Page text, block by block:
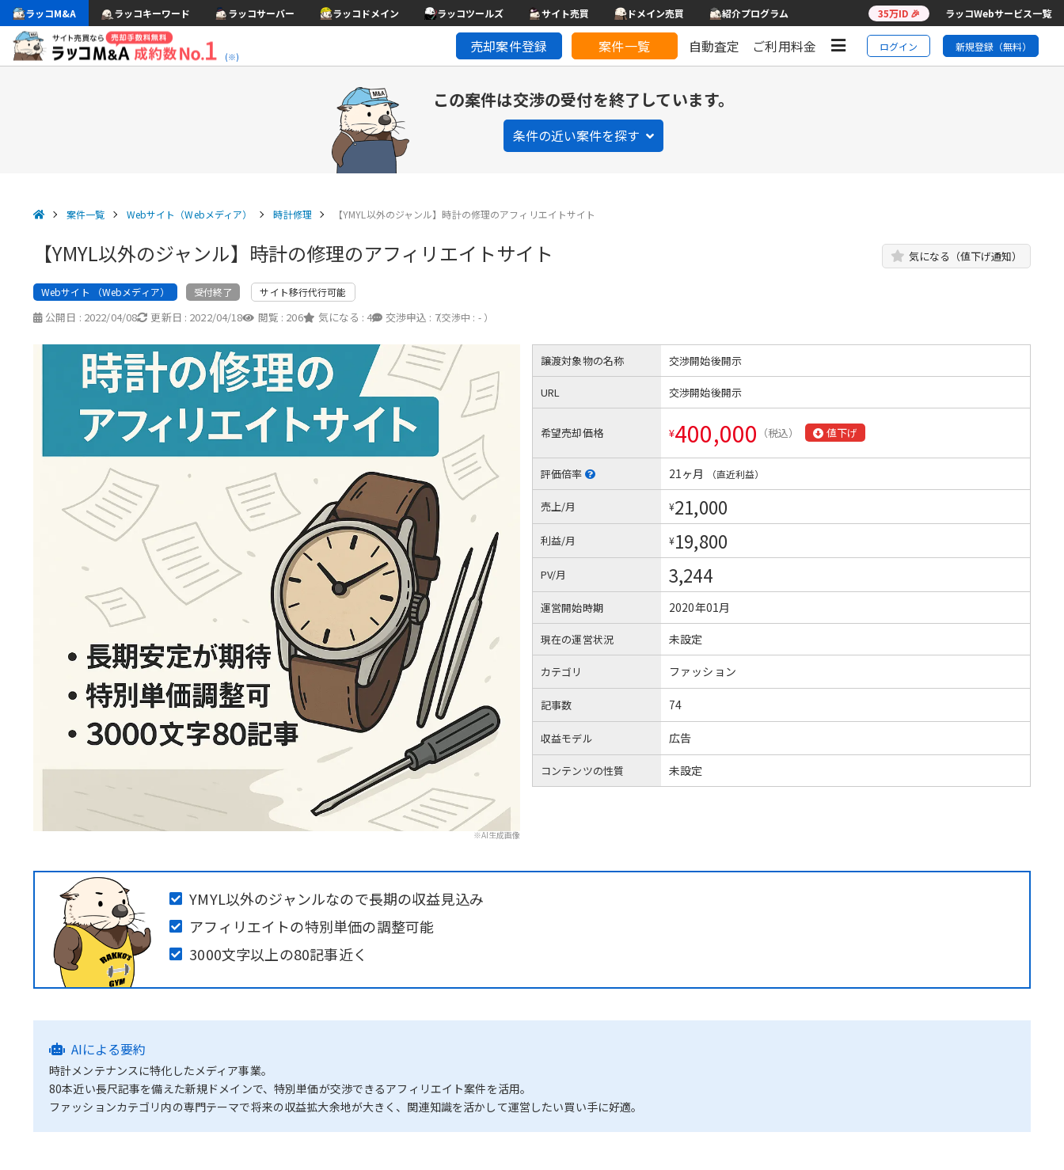
ラッコM&A ラッコキーワード ラッコサーバー ラッコドメイン ラッコツールズ サイト売買 ドメイン売買 紹介プログラム 35万ID 🎉 ラッコWebサービス一覧
(※)
売却案件登録 案件一覧 自動査定 ご利用料金 ログイン 新規登録（無料）
この案件は交渉の受付を終了しています。
条件の近い案件を探す
案件一覧 Webサイト（Webメディア） 時計修理 【YMYL以外のジャンル】時計の修理のアフィリエイトサイト
【YMYL以外のジャンル】時計の修理のアフィリエイトサイト 気になる（値下げ通知）
Webサイト （Webメディア） 受付終了 サイト移行代行可能
公開日 : 2022/04/08 更新日 : 2022/04/18 閲覧 : 206 気になる : 4 交渉申込 : 7
（交渉中 : - ）
※AI生成画像
譲渡対象物の名称 交渉開始後開示
URL 交渉開始後開示
希望売却価格 ¥400,000 （税込） 値下げ
評価倍率 21ヶ月 （直近利益）
売上/月 ¥21,000
利益/月 ¥19,800
PV/月 3,244
運営開始時期 2020年01月
現在の運営状況 未設定
カテゴリ ファッション
記事数 74
収益モデル 広告
コンテンツの性質 未設定
YMYL以外のジャンルなので長期の収益見込み
アフィリエイトの特別単価の調整可能
3000文字以上の80記事近く
AIによる要約
時計メンテナンスに特化したメディア事業。
80本近い長尺記事を備えた新規ドメインで、特別単価が交渉できるアフィリエイト案件を活用。
ファッションカテゴリ内の専門テーマで将来の収益拡大余地が大きく、関連知識を活かして運営したい買い手に好適。